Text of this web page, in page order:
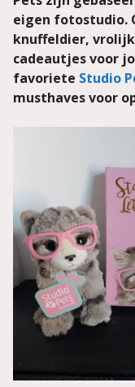
eigen fotostudio.
knuffeldier,
cadeautjes voor
favoriete Studio
musthaves voor